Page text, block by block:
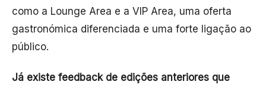
como a Lounge Area e a VIP Area, uma oferta
gastronómica diferenciada e uma forte ligação ao
público.
Já existe feedback de edições anteriores que